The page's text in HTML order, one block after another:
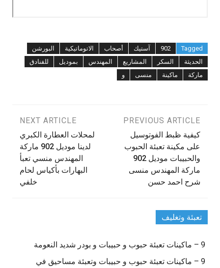
Tagged
902 آستيك أصحاب الاتوماتيكية
البورشن
الحديثة
السكر المشاريع المهندس بموديل
للفنادق
ماركة
ماكينة منسى و
تصفّح
المقالات
PREVIOUS ARTICLE
كيفية ظبط الفوتوسيل
على مكينة تعبئة الحبوب
والحبيبات موديل 902
ماركة المهندس منسى
شرح احمد حسن
NEXT ARTICLE
‫لمحلات العطارة الكبري
لدينا موديل 902 ماركة
المهندس منسي تعبأ
البهارات بأكياس لحام
تعبئة وتغليف
9 – ماكينات تعبئة حبوب و حبيبات و بودر شديد النعومة
9 – ماكينات تعبئة حبوب و حبيبات وتعبئة مساحيق في